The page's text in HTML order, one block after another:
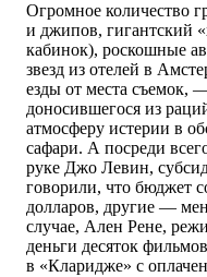
Огромное количество
и джипов, гигантский
кабинок), роскошные
звезд из отелей в
езды от места съемок,
доносившегося из
атмосферу истерии в
сафари. А посреди
руке Джо Левин,
говорили, что бюджет
долларов, другие —
случае, Ален Рене,
деньги десяток
в «Кларидже» с